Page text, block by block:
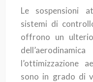
Le sospensioni
sistemi di
offrono un
l’ottimizzazione
sono in grado di